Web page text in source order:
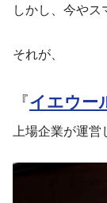
しかし、今やス
それが、
『イエウー
上場企業が運営